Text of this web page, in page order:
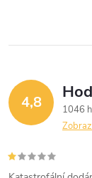
4,8
1046